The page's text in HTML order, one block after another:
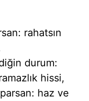
rahatsın
durum:
hissi,
haz ve